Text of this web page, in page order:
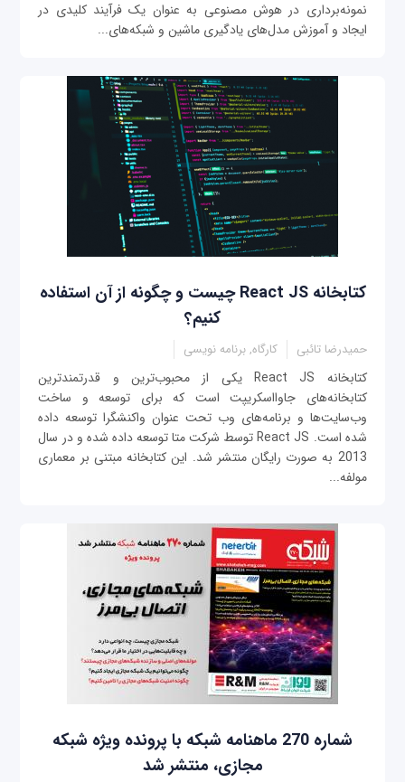
نمونه‌برداری در هوش مصنوعی به عنوان یک فرآیند کلیدی در
ایجاد و آموزش مدل‌های یادگیری ماشین و شبکه‌های...
کتابخانه React JS چیست و چگونه از آن استفاده
کنیم؟
حمیدرضا تائبی کارگاه, برنامه نویسی
کتابخانه React JS یکی از محبوب‌ترین و قدرتمندترین
کتابخانه‌های جاوااسکریپت است که برای توسعه و ساخت
وب‌سایت‌ها و برنامه‌های وب تحت عنوان واکنشگرا توسعه داده
شده است. React JS توسط شرکت متا توسعه داده شده و در سال
2013 به صورت رایگان منتشر شد. این کتابخانه مبتنی بر معماری
مولفه‌...
شماره 270 ماهنامه شبکه با پرونده ویژه شبکه
مجازی، منتشر شد